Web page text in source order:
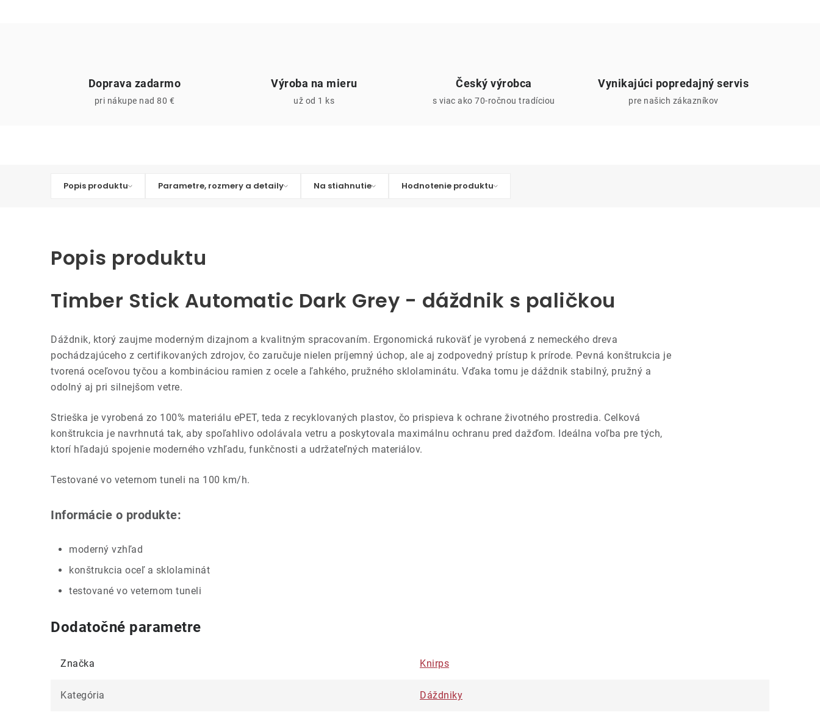
Doprava zadarmo
pri nákupe nad 80 €
Výroba na mieru
už od 1 ks
Český výrobca
s viac ako 70-ročnou tradíciou
Vynikajúci popredajný servis
pre našich zákazníkov
Popis produktu Parametre, rozmery a detaily Na stiahnutie Hodnotenie produktu
Popis produktu
Timber Stick Automatic Dark Grey - dáždnik s paličkou
Dáždnik, ktorý zaujme moderným dizajnom a kvalitným spracovaním. Ergonomická rukoväť je vyrobená z nemeckého dreva
pochádzajúceho z certifikovaných zdrojov, čo zaručuje nielen príjemný úchop, ale aj zodpovedný prístup k prírode. Pevná konštrukcia je
tvorená oceľovou tyčou a kombináciou ramien z ocele a ľahkého, pružného sklolaminátu. Vďaka tomu je dáždnik stabilný, pružný a
odolný aj pri silnejšom vetre.
Strieška je vyrobená zo 100% materiálu ePET, teda z recyklovaných plastov, čo prispieva k ochrane životného prostredia. Celková
konštrukcia je navrhnutá tak, aby spoľahlivo odolávala vetru a poskytovala maximálnu ochranu pred dažďom. Ideálna voľba pre tých,
ktorí hľadajú spojenie moderného vzhľadu, funkčnosti a udržateľných materiálov.
Testované vo veternom tuneli na 100 km/h.
Informácie o produkte:
moderný vzhľad
konštrukcia oceľ a sklolaminát
testované vo veternom tuneli
Dodatočné parametre
Značka Knirps
Kategória Dáždniky